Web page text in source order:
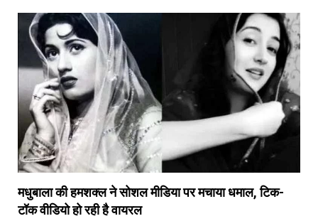
मधुबाला की हमशक्ल ने सोशल मीडिया पर मचाया धमाल, टिक-
टॉक वीडियो हो रही है वायरल